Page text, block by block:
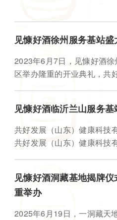
见慷好酒徐州服务基站
2023年6月7日，见慷好酒
区举办隆重的开业典礼，
见慷好酒临沂兰山服务
共好发展（山东）健康科技
共好发展（山东）健康科
见慷好酒洞藏基地揭牌
重举办
2025年6月19日，一洞藏